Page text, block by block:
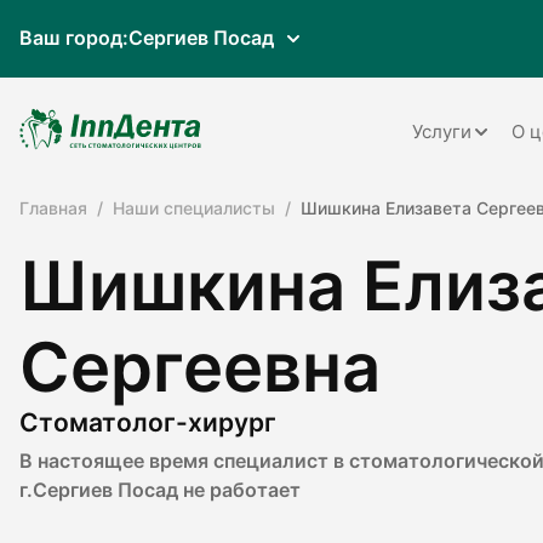
Ваш город:Сергиев Посад
Услуги
Терапия
Хирургия
О
Главная Наши специалисты Шишкина Елизавета
Шишкина
Сергеевна
Стоматолог-хирург
В настоящее время специалист в
г.Сергиев Посад не работает